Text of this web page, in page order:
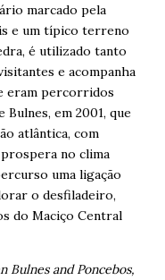
marcado pela
e um típico terreno
é utilizado tanto
e acompanha
eram percorridos
em 2001, que
atlântica, com
no clima
uma ligação
o desfiladeiro,
do Maciço Central
and Poncebos,